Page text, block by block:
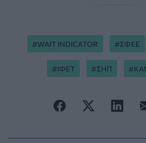
WAIT INDICATOR ΣΦΕΕ
ΙΦΕΤ ΣΗΠ